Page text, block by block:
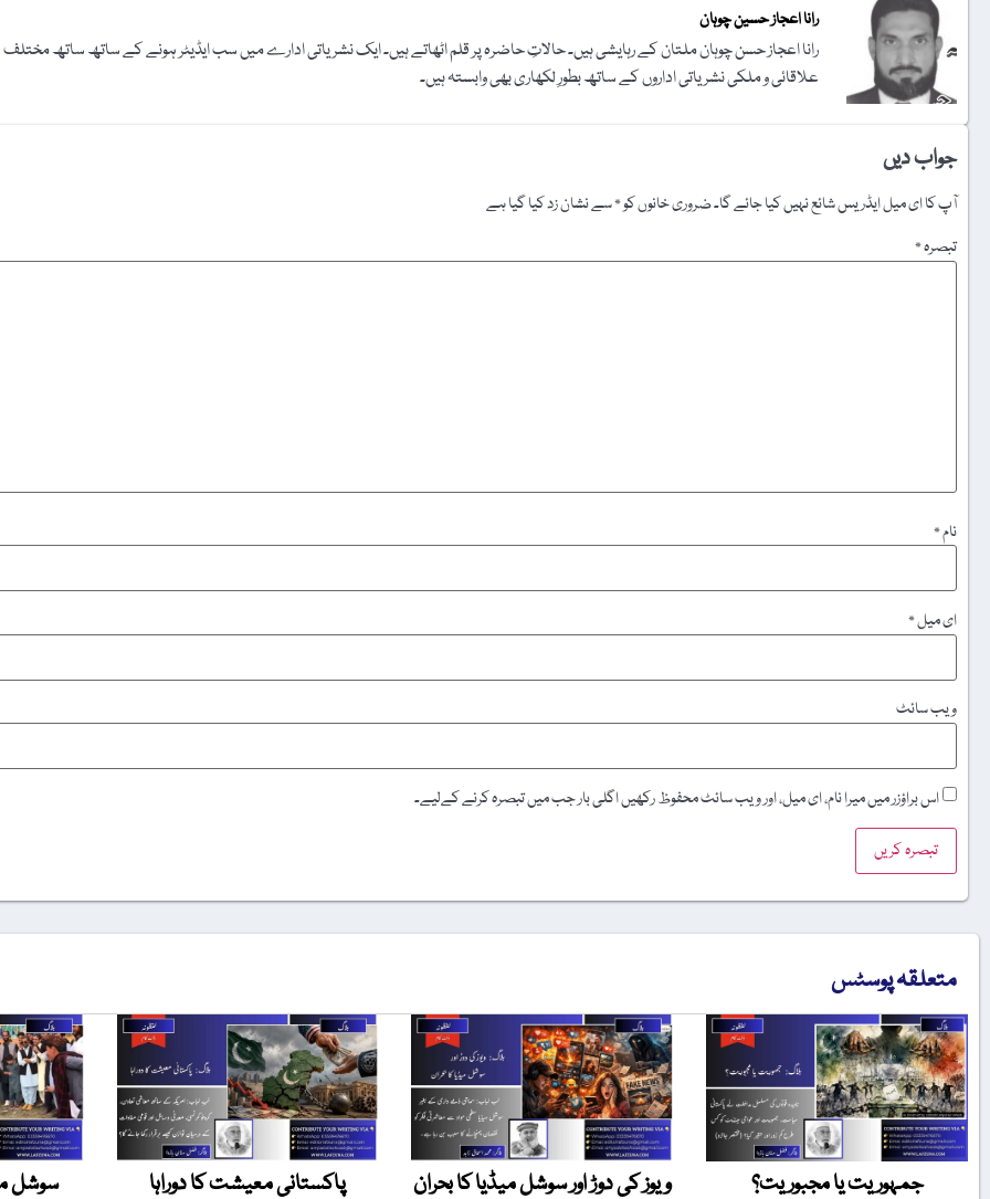
رانا اعجاز حسین چوہان
رانا اعجاز حسن چوہان ملتان کے رہایشی ہیں۔ حالاتِ حاضرہ پر قلم اٹھاتے ہیں۔ ایک نشریاتی ادارے میں سب ایڈیٹر ہونے کے ساتھ ساتھ مختلف
علاقائی و ملکی نشریاتی اداروں کے ساتھ بطورِ لکھاری بھی وابستہ ہیں۔
جواب دیں
آپ کا ای میل ایڈریس شائع نہیں کیا جائے گا۔ضروری خانوں کو*سے نشان زد کیا گیا ہے
تبصرہ*
نام*
ای میل*
ویب‌ سائٹ
اس براؤزر میں میرا نام، ای میل، اور ویب سائٹ محفوظ رکھیں اگلی بار جب میں تبصرہ کرنے کےلیے۔
متعلقہ پوسٹس
جمہوریت یا مجبوریت؟ ویوز کی دوڑ اور سوشل میڈیا کا بحران پاکستانی معیشت کا دوراہا
سوشل